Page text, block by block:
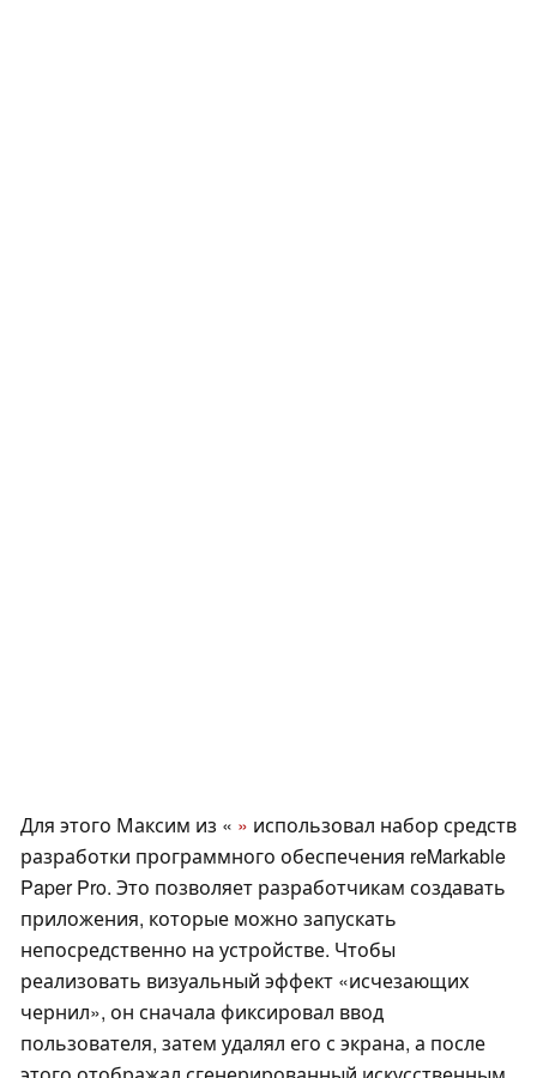
Для этого Максим из « » использовал набор средств
разработки программного обеспечения reMarkable
Paper Pro. Это позволяет разработчикам создавать
приложения, которые можно запускать
непосредственно на устройстве. Чтобы
реализовать визуальный эффект «исчезающих
чернил», он сначала фиксировал ввод
пользователя, затем удалял его с экрана, а после